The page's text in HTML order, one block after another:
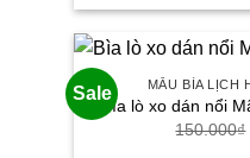
Sale MẪU BÌA LỊCH
Bìa lò xo dán nổi
150.000₫